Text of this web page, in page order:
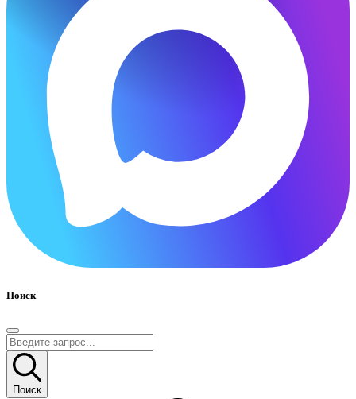
Поиск
Поиск